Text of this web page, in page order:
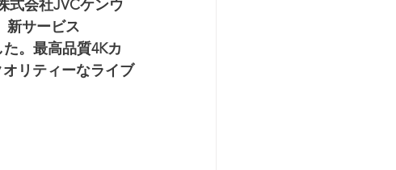
式会社JVCケンウ
新サービス
。最高品質4Kカ
リティーなライブ